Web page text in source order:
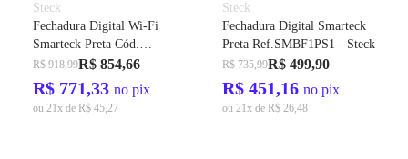
Steck
Fechadura Digital Wi-Fi
Smarteck Preta Cód.
SLOCK3PS1 – Steck
R$ 918,99R$ 854,66
R$ 771,33 no pix
ou 21x de R$ 45,27
Steck
Fechadura Digital Smarteck
Preta Ref.SMBF1PS1 - Steck
R$ 735,99R$ 499,90
R$ 451,16 no pix
ou 21x de R$ 26,48